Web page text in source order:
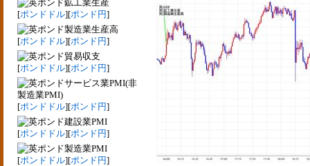
鉱工業生産
[ポンドドル][ポンド円]
製造業生産高
[ポンドドル][ポンド円]
貿易収支
[ポンドドル][ポンド円]
サービス業PMI(非
製造業PMI)
[ポンドドル][ポンド円]
建設業PMI
[ポンドドル][ポンド円]
製造業PMI
[ポンドドル][ポンド円]